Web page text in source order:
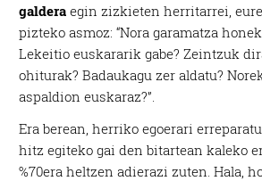
galdera egin zizkieten herritarrei,
pizteko asmoz: “Nora garamatza
Lekeitio euskararik gabe? Zeintzuk
ohiturak? Badaukagu zer aldatu?
aspaldion euskaraz?”.
Era berean, herriko egoerari
hitz egiteko gai den bitartean kaleko
%70era heltzen adierazi zuten. Hala,